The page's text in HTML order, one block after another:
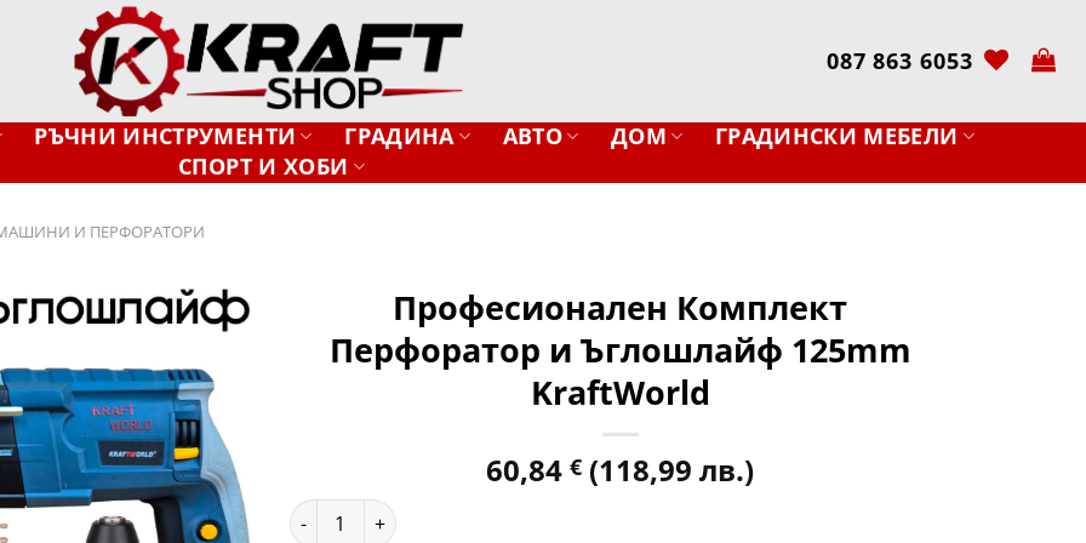
087 863 6053
РЪЧНИ ИНСТРУМЕНТИ ГРАДИНА АВТО ДОМ
ГРАДИНСКИ МЕБЕЛИ
СПОРТ И ХОБИ
И ПЕРФОРАТОРИ
в
желани
Професионален Комплект
Перфоратор и Ъглошлайф 125mm
KraftWorld
60,84 € (118,99 лв.)
количество за Професионален Комплект Перфоратор и Ъглошлайф 125mm KraftWorld